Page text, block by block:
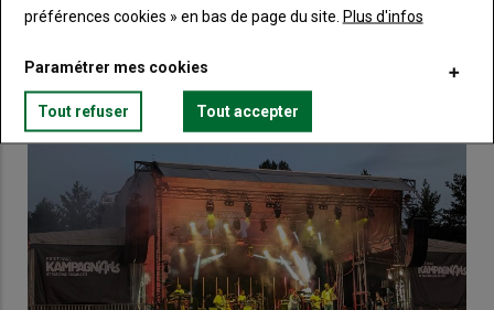
préférences cookies » en bas de page du site. Plus d'infos
Paramétrer mes cookies
Tout refuser Tout accepter